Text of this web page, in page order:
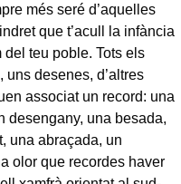
més seré d’aquelles
que t’acull la infància
teu poble. Tots els
desenes, d’altres
associat un record: una
desengany, una besada,
una abraçada, un
olor que recordes haver